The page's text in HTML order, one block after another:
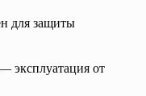
для защиты
эксплуатация от